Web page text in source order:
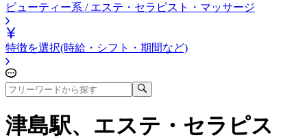
ビューティー系 / エステ・セラピスト・マッサージ
特徴を選択(時給・シフト・期間など)
津島駅、エステ・セラピス